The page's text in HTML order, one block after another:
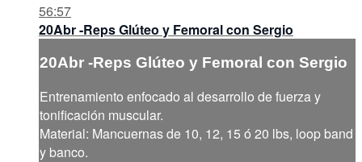
56:57
20Abr -Reps Glúteo y Femoral con Sergio
20Abr -Reps Glúteo y Femoral con Sergio
Entrenamiento enfocado al desarrollo de fuerza y
tonificación muscular.
Material: Mancuernas de 10, 12, 15 ó 20 lbs, loop band
y banco.